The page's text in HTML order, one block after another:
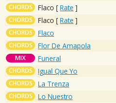
CHORDS Flaco [ Rate ]
CHORDS Flaco [ Rate ]
CHORDS Flaco
CHORDS Flor De Amapola
MIX Funeral
CHORDS Igual Que Yo
CHORDS La Trenza
CHORDS Lo Nuestro